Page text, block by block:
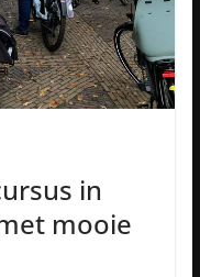
in
mooie